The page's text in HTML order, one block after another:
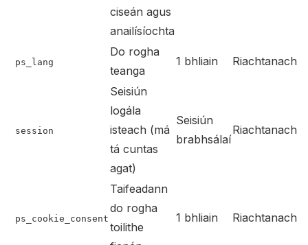
ciseán agus
anailísíochta
ps_lang
Do rogha
teanga
1 bhliain Riachtanach
session
Seisiún
logála
isteach (má
tá cuntas
agat)
Seisiún
brabhsálaí
Riachtanach
ps_cookie_consent
Taifeadann
do rogha
toilithe
1 bhliain Riachtanach